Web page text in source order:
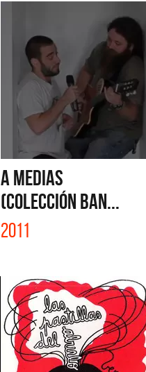
A MEDIAS
(COLECCIÓN BAN...
2011